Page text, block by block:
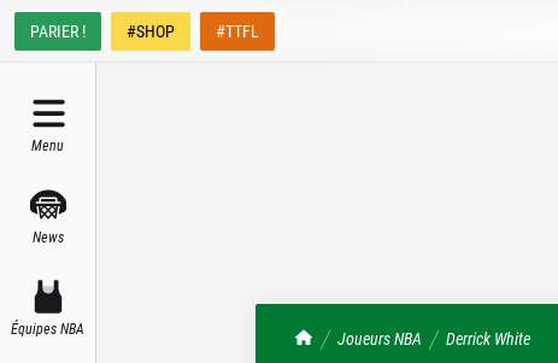
PARIER ! #SHOP #TTFL
Menu
News
Équipes NBA TrashTalk Actu NBA
Joueurs NBA Derrick White